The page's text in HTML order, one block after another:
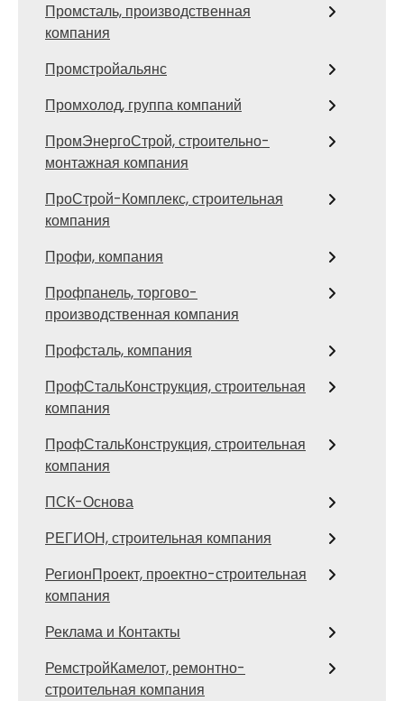
Промсталь, производственная
компания
Промстройальянс
Промхолод, группа компаний
ПромЭнергоСтрой, строительно-
монтажная компания
ПроСтрой-Комплекс, строительная
компания
Профи, компания
Профпанель, торгово-
производственная компания
Профсталь, компания
ПрофСтальКонструкция, строительная
компания
ПрофСтальКонструкция, строительная
компания
ПСК-Основа
РЕГИОН, строительная компания
РегионПроект, проектно-строительная
компания
Реклама и Контакты
РемстройКамелот, ремонтно-
строительная компания